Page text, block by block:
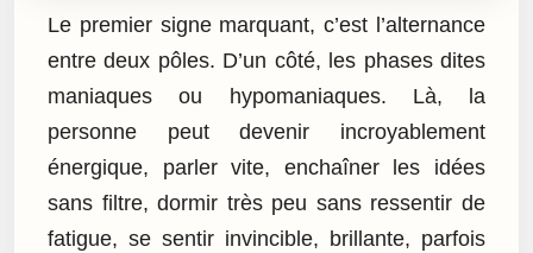
Le premier signe marquant, c’est l’alternance
entre deux pôles. D’un côté, les phases dites
maniaques ou hypomaniaques. Là, la
personne peut devenir incroyablement
énergique, parler vite, enchaîner les idées
sans filtre, dormir très peu sans ressentir de
fatigue, se sentir invincible, brillante, parfois